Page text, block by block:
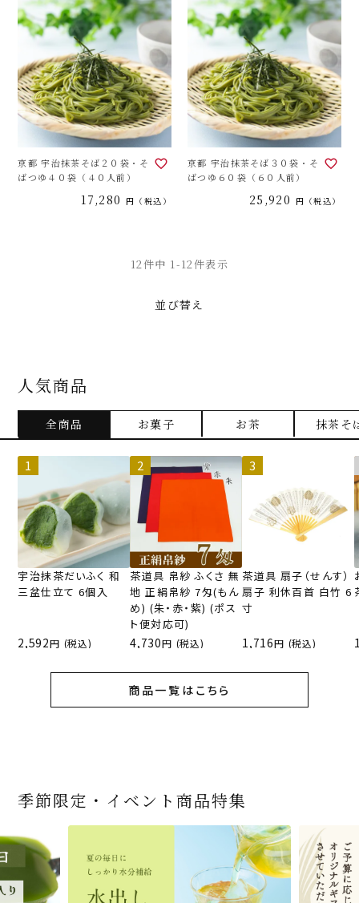
京都 宇治抹茶そば２０袋・そ
ばつゆ４０袋（４０人前）
17,280 税込
京都 宇治抹茶そば３０袋・そ
ばつゆ６０袋（６０人前）
25,920 税込
並び替え
12件中 1 -12件表示
人気商品
全商品 お菓子 お茶 抹茶そ
宇治抹茶だいふく 和
三盆仕立て 6個入
2,592 (税込)
茶道具 帛紗 ふくさ 無
地 正絹帛紗 7匁(もん
め) (朱・赤・紫) (ポス
ト便対応可)
4,730 (税込)
茶道具 扇子（せんす）
扇子 利休百首 白竹 6
寸
1,716 (税込)
商品一覧はこちら
宇治抹茶だいふく 和
三盆仕立て 6個入
2,592 (税込)
お茶屋の京都 宇治抹
1,743 (税込)
近江米と日本酒の「み
ずかがみ」パウンドケ
ーキ（カット）-単品-
540 (税込)
緑茶ティーパック（セ
ンパックシリーズ） 5g
×50袋
864 (税込)
ありがとう メッセージ
付き緑茶ティーバッグ
410 (税込)
【季節限定】水出し緑
茶詰合せ 気軽に愉し
むセット
1,420 (税込)
宇治抹茶そば3袋・そ
ばつゆ6袋（6人前）セ
ット 化粧箱（カート
ン/ギフトボックス）
3,032 (税込)
宇治抹茶そば２袋・そ
2,278 (税込)
【送料込み】宇治抹茶
そば160ｇ×2袋（4人
前）＋特撰そばつゆ4
個（ポスト便）
2,028 (税込)
老舗茶舗の宇治抹茶
かすていらと宇治冠煎
茶の詰合せ
4,112 (税込)
宇治抹茶焼き菓子詰
4,511 (税込)
老舗茶舗のひやひやス
イーツセット 3種6個
3,356 (税込)
茶道具 帛紗 ふくさ 無
地 正絹帛紗 7匁(もん
め) (朱・赤・紫) (ポス
ト便対応可)
4,730 (税込)
茶道具 扇子（せんす）
扇子 利休百首 白竹 6
1,716 (税込)
茶道具 抹茶茶碗（まっ
ちゃちゃわん） 刷毛目
茶碗 前田 瑞雲
4,290 (税込)
季節限定・イベント商品特集